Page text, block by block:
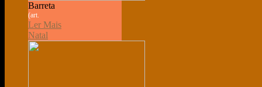
Barreta
(art.
Ler Mais
Natal